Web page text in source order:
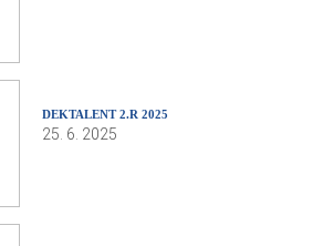
DEKTALENT 2.R 2025
25. 6. 2025